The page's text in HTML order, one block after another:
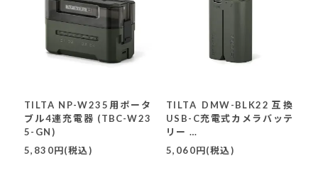
TILTA NP-W235用ポータ
ブル4連充電器 (TBC-W23
5-GN)
5,830円(税込)
TILTA DMW-BLK22互換
USB-C充電式カメラバッテ
リー
(TDMW-BLK22-GN)
5,060円(税込)